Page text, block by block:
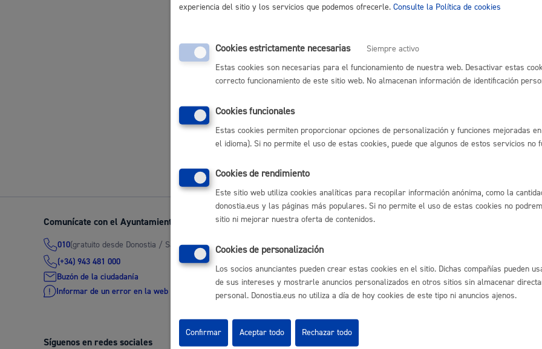
Seguridad ciudadana y emergencias
Salud Pública, animales y consumo
Autorización para ocupar la vía pública con actividades, eventos,...
Autorización para ocupar la vía pública con vehículo o accesos puntuales
*
certificado electrónico
Volver al índice Volver atrás
Comunícate con el Ayuntamiento de Donostia / San Sebastián
010(gratuito desde Donostia / San Sebastián)
(+34) 943 481 000
Buzón de la ciudadanía
Informar de un error en la web
Sede electrónica
Mapas -
Sala de prensa
Síguenos en redes sociales
experiencia del sitio y los servicios que podemos ofrecerle. Consulte la Política de cookies
Cookies estrictamente necesarias
Siempre activo
Estas cookies son necesarias para el funcionamiento de nuestra web. Desactivar estas
correcto funcionamiento de este sitio web. No almacenan información de identificación
Cookies funcionales
Estas cookies permiten proporcionar opciones de personalización y funciones mejoradas
el idioma). Si no permite el uso de estas cookies, puede que algunos de estos servicios no
Cookies de rendimiento
Este sitio web utiliza cookies analíticas para recopilar información anónima, como la
donostia.eus y las páginas más populares. Si no permite el uso de estas cookies no
sitio ni mejorar nuestra oferta de contenidos.
Cookies de personalización
Los socios anunciantes pueden crear estas cookies en el sitio. Dichas compañías pueden
de sus intereses y mostrarle anuncios personalizados en otros sitios sin almacenar
personal. Donostia.eus no utiliza a día de hoy cookies de este tipo ni anuncios ajenos.
Rechazar todo
Confirmar Aceptar todo